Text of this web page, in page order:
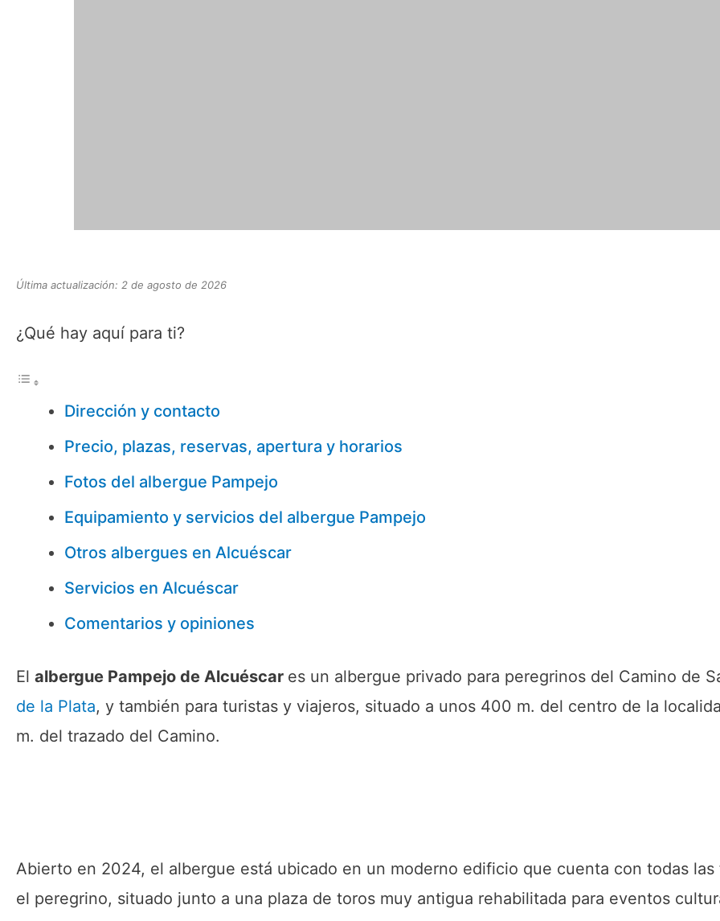
Última actualización: 2 de agosto de 2026
¿Qué hay aquí para ti?
Dirección y contacto
Precio, plazas, reservas, apertura y horarios
Fotos del albergue Pampejo
Equipamiento y servicios del albergue Pampejo
Otros albergues en Alcuéscar
Servicios en Alcuéscar
Comentarios y opiniones
El albergue Pampejo de Alcuéscar es un albergue privado para peregrinos del Camino de
de la Plata, y también para turistas y viajeros, situado a unos 400 m. del centro de la
m. del trazado del Camino.
Abierto en 2024, el albergue está ubicado en un moderno edificio que cuenta con todas las
el peregrino, situado junto a una plaza de toros muy antigua rehabilitada para eventos